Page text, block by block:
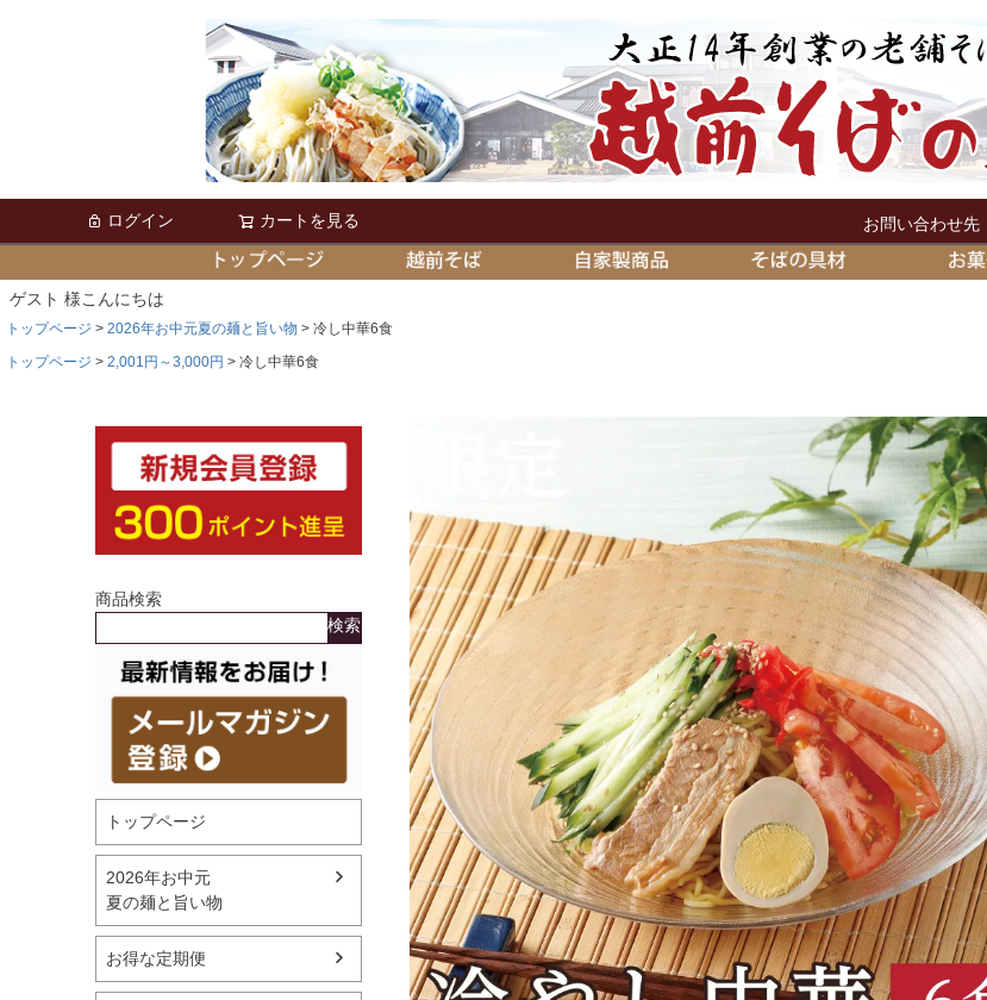
ログイン カートを見る お問い合わせ先
ゲスト 様こんにちは
トップページ 2026年お中元夏の麺と旨い物
冷し中華6食
トップページ
2,001円～3,000円 冷し中華6食
商品検索
検索
トップページ
2026年お中元
夏の麺と旨い物
お得な定期便